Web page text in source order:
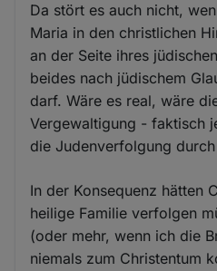
Da stört es auch nicht,
Maria in den christlichen
an der Seite ihres
beides nach jüdischem
darf. Wäre es real, wäre
Vergewaltigung - faktisch
die Judenverfolgung
In der Konsequenz hätten
heilige Familie verfolgen
(oder mehr, wenn ich die
niemals zum Christentum